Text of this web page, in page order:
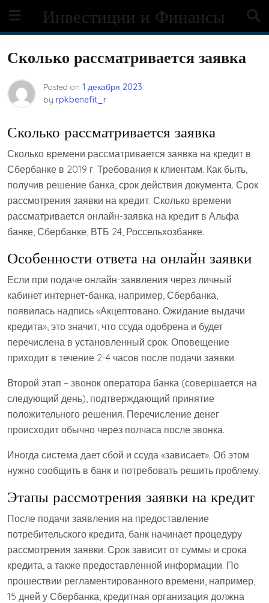
content
Инвестиции и Финансы
Сколько рассматривается заявка
Posted on 1 декабря 2023
by rpkbenefit_r
Сколько рассматривается заявка
Сколько времени рассматривается заявка на кредит в
Сбербанке в 2019 г. Требования к клиентам. Как быть,
получив решение банка, срок действия документа. Срок
рассмотрения заявки на кредит. Сколько времени
рассматривается онлайн-заявка на кредит в Альфа
банке, Сбербанке, ВТБ 24, Россельхозбанке.
Особенности ответа на онлайн заявки
Если при подаче онлайн-заявления через личный
кабинет интернет-банка, например, Сбербанка,
появилась надпись «Акцептовано. Ожидание выдачи
кредита», это значит, что ссуда одобрена и будет
перечислена в установленный срок. Оповещение
приходит в течение 2-4 часов после подачи заявки.
Второй этап – звонок оператора банка (совершается на
следующий день), подтверждающий принятие
положительного решения. Перечисление денег
происходит обычно через полчаса после звонка.
Иногда система дает сбой и ссуда «зависает». Об этом
нужно сообщить в банк и потребовать решить проблему.
Этапы рассмотрения заявки на кредит
После подачи заявления на предоставление
потребительского кредита, банк начинает процедуру
рассмотрения заявки. Срок зависит от суммы и срока
кредита, а также предоставленной информации. По
прошествии регламентированного времени, например,
15 дней у Сбербанка, кредитная организация должна